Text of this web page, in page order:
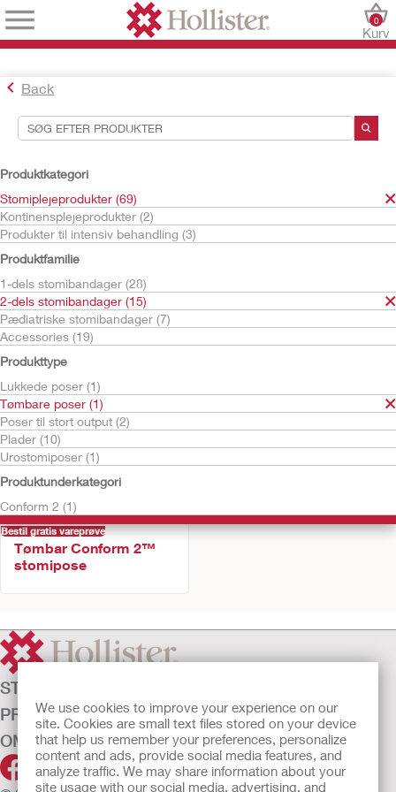
We use cookies to improve your experience on our
site. Cookies are small text files stored on your device
that help us remember your preferences, personalize
content and ads, provide social media features, and
analyze traffic. We may share information about your
site usage with our social media, advertising, and
Kurv
0
Back
Produktkategori
Stomiplejeprodukter (69)
Kontinensplejeprodukter (2)
Produkter til intensiv behandling (3)
Produktfamilie
1-dels stomibandager (28)
2-dels stomibandager (15)
Pædiatriske stomibandager (7)
Accessories (19)
Produkttype
Lukkede poser (1)
Tømbare poser (1)
Poser til stort output (2)
Plader (10)
Urostomiposer (1)
Produktunderkategori
Conform 2 (1)
Søgeværktøjer
Dine valg:
Stomiplejeprodukter
2-dels stomibandager
Tømbare poser
Dit valg matchede
Sortér efter:
Bestil gratis vareprøve
Tømbar Conform 2™
stomipose
STOMIPLEJE
PRODUKTER
OM OS